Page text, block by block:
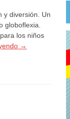
y diversión. Un
globoflexia.
los niños
→